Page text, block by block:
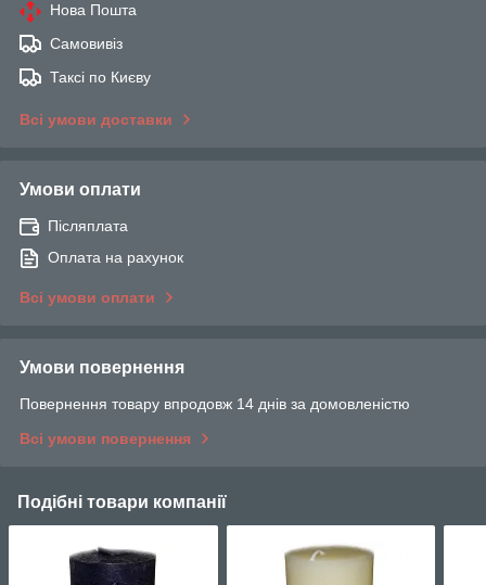
Нова Пошта
Самовивіз
Таксі по Києву
Всі умови доставки
Умови оплати
Післяплата
Оплата на рахунок
Всі умови оплати
Умови повернення
Повернення товару впродовж 14 днів за домовленістю
Всі умови повернення
Подібні товари компанії